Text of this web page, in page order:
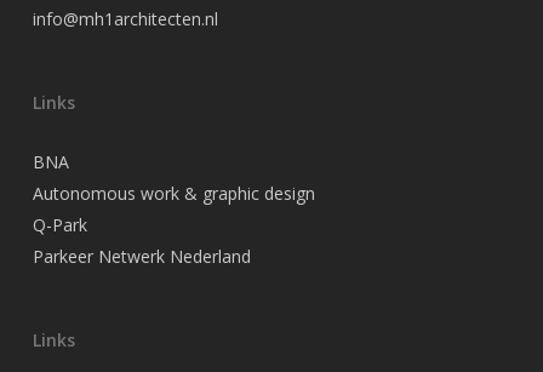
info@mh1architecten.nl
Links
BNA
Autonomous work & graphic design
Q-Park
Parkeer Netwerk Nederland
Links